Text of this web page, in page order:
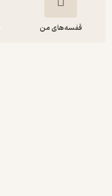
قفسه‌های من